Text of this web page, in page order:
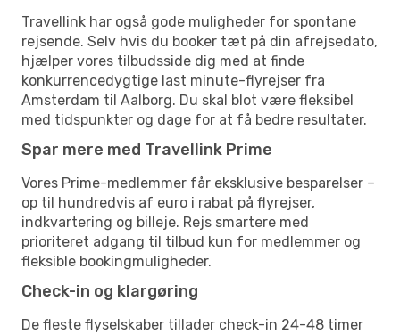
Travellink har også gode muligheder for spontane
rejsende. Selv hvis du booker tæt på din afrejsedato,
hjælper vores tilbudsside dig med at finde
konkurrencedygtige last minute-flyrejser fra
Amsterdam til Aalborg. Du skal blot være fleksibel
med tidspunkter og dage for at få bedre resultater.
Spar mere med Travellink Prime
Vores Prime-medlemmer får eksklusive besparelser –
op til hundredvis af euro i rabat på flyrejser,
indkvartering og billeje. Rejs smartere med
prioriteret adgang til tilbud kun for medlemmer og
fleksible bookingmuligheder.
Check-in og klargøring
De fleste flyselskaber tillader check-in 24-48 timer